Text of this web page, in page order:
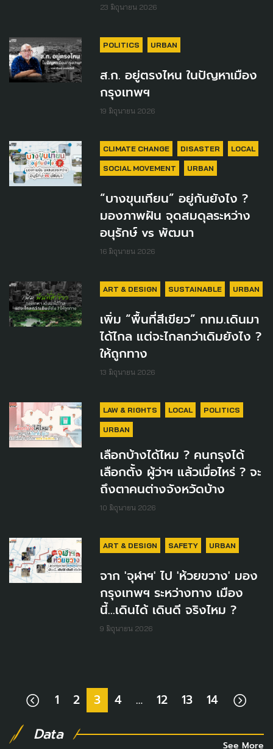
23 มิถุนายน 2026
POLITICS URBAN
ส.ก. อยู่ตรงไหน ในปัญหาเมือง
กรุงเทพฯ
19 มิถุนายน 2026
CLIMATE CHANGE DISASTER LOCAL
SOCIAL MOVEMENT URBAN
“บางขุนเทียน” อยู่กันยังไง ?
มองภาพฝัน จุดสมดุลระหว่าง
อนุรักษ์ vs พัฒนา
16 มิถุนายน 2026
ART & DESIGN SUSTAINABLE URBAN
เพิ่ม “พื้นที่สีเขียว” กทม.เดินมา
ได้ไกล แต่จะไกลกว่าเดิมยังไง ?
ให้ถูกทาง
13 มิถุนายน 2026
LAW & RIGHTS LOCAL POLITICS
URBAN
เลือกบ้างได้ไหม ? คนกรุงได้
เลือกตั้ง ผู้ว่าฯ แล้วเมื่อไหร่ ? จะ
ถึงตาคนต่างจังหวัดบ้าง
10 มิถุนายน 2026
ART & DESIGN SAFETY URBAN
จาก 'จุฬาฯ' ไป 'ห้วยขวาง' มอง
กรุงเทพฯ ระหว่างทาง เมือง
นี้...เดินได้ เดินดี จริงไหม ?
9 มิถุนายน 2026
1 2 3 4 … 12 13 14
Data
See More